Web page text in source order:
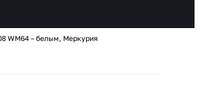
WM64 – белым, Меркурия